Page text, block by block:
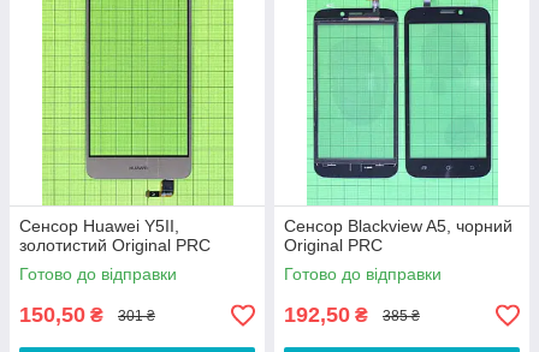
Сенсор Huawei Y5II,
золотистий Original PRC
Готово до відправки
150,50 ₴ 301 ₴
Сенсор Blackview A5, чорний
Original PRC
Готово до відправки
192,50 ₴ 385 ₴